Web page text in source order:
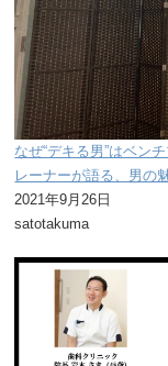
なぜ“デキる男”はベン
レーナーが語る、男の
2021年9月26日
satotakuma